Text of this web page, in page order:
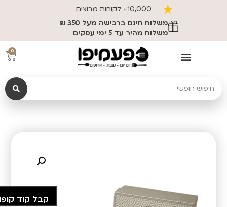
10,000+ לקוחות מרוצים
משלוח חינם ברכישה מעל 350 ₪
משלוח מהיר עד 5 ימי עסקים
0
קבל קוד